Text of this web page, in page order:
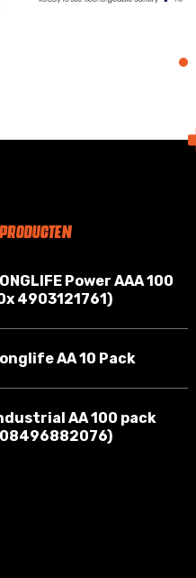
Power AAA 100
4903121761)
AA 10 Pack
AA 100 pack